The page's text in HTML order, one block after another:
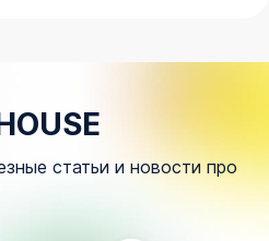
статьи и новости про